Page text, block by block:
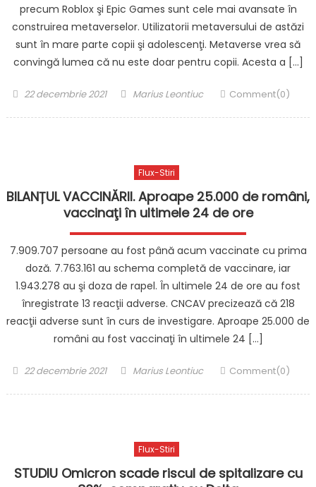
precum Roblox şi Epic Games sunt cele mai avansate în
construirea metaverselor. Utilizatorii metaversului de astăzi
sunt în mare parte copii şi adolescenţi. Metaverse vrea să
convingă lumea că nu este doar pentru copii. Acesta a […]
Posted
22 decembrie 2021 Author
Marius Leontiuc Comment(0)
Flux-Stiri
BILANȚUL VACCINĂRII. Aproape 25.000 de români,
vaccinaţi în ultimele 24 de ore
7.909.707 persoane au fost până acum vaccinate cu prima
doză. 7.763.161 au schema completă de vaccinare, iar
1.943.278 au şi doza de rapel. În ultimele 24 de ore au fost
înregistrate 13 reacţii adverse. CNCAV precizează că 218
reacţii adverse sunt în curs de investigare. Aproape 25.000 de
români au fost vaccinaţi în ultimele 24 […]
Posted
22 decembrie 2021 Author
Marius Leontiuc Comment(0)
Flux-Stiri
STUDIU Omicron scade riscul de spitalizare cu